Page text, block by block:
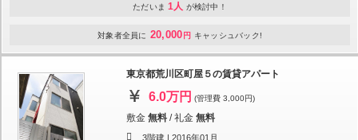
ただいま 1人 が検討中！
対象者全員に 20,000 円 キャッシュバック!
東京都荒川区町屋５の賃貸アパート
6.0万円 (管理費 3,000円)
敷金 無料 /礼金 無料
3階建 | 2016年01月